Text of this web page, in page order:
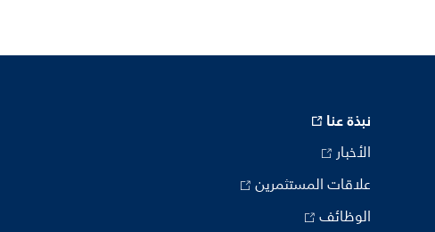
نبذة عنا
الأخبار
علاقات المستثمرين
الوظائف